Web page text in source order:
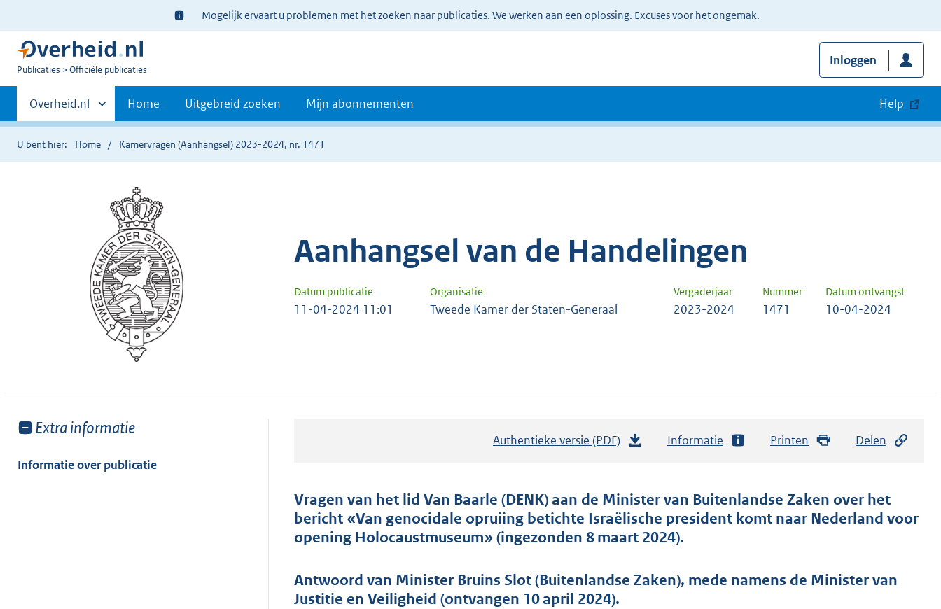
Ter
informatie:
Mogelijk ervaart u problemen met het zoeken naar publicaties. We werken aan een oplossing. Excuses voor het ongemak.
U
Publicaties Officiële publicaties
Inloggen
Primaire
navigatie
Andere
sites
binnen
Overheid.nl Home Uitgebreid zoeken Mijn abonnementen Help
U bent hier: Home Kamervragen (Aanhangsel) 2023-2024, nr. 1471
Aanhangsel van de Handelingen
Datum publicatie Organisatie Vergaderjaar Nummer Datum ontvangst
11-04-2024 11:01 Tweede Kamer der Staten-Generaal 2023-2024 1471 10-04-2024
Toon
van:
Extra informatie
Informatie over publicatie
Authentieke versie (PDF)
t
a
n
Informatie Printen Delen
Vragen van het lid Van Baarle (DENK) aan de Minister van Buitenlandse Zaken over het
bericht «Van genocidale opruiing betichte Israëlische president komt naar Nederland voor
opening Holocaustmuseum» (ingezonden 8 maart 2024).
Antwoord van Minister Bruins Slot (Buitenlandse Zaken), mede namens de Minister van
Justitie en Veiligheid (ontvangen 10 april 2024).